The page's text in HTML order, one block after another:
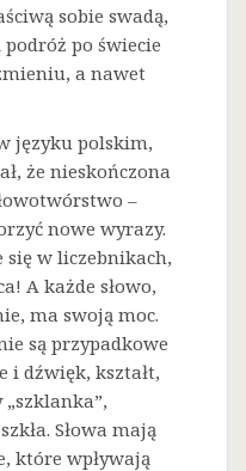
sobie swadą,
podróż po świecie
a nawet
języku polskim,
że nieskończona
–
nowe wyrazy.
się w liczebnikach,
A każde słowo,
ma swoją moc.
są przypadkowe
i dźwięk, kształt,
Słowa mają
które wpływają